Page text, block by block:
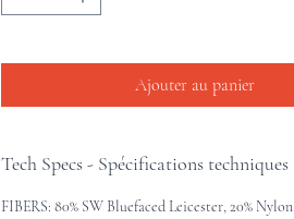
Ajouter au panier
Tech Specs - Spécifications techniques
FIBERS: 80% SW Bluefaced Leicester, 20% Nylon